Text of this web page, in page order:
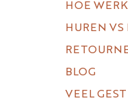
HOE
HUREN
BLOG
VEEL